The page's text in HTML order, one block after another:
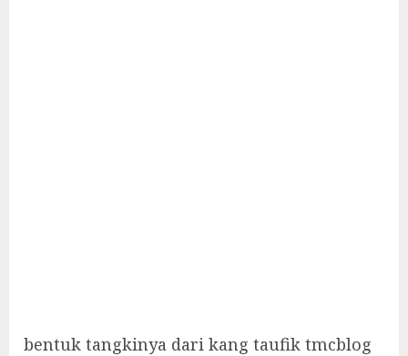
bentuk tangkinya dari kang taufik tmcblog